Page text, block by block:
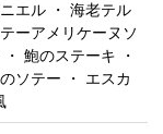
エル ・ 海老テル
ーアメリケーヌソ
鮑のステーキ ・
ソテー ・ エスカ